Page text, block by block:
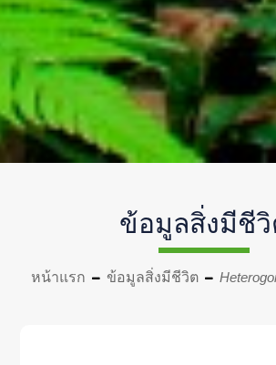
ข้อมูลสิ่งมีชี
หน้าแรก ข้อมูลสิ่งมีชีวิต